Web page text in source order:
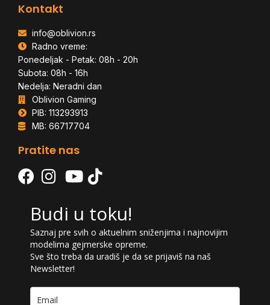
Kontakt
info@oblivion.rs
Radno vreme:
Ponedeljak - Petak: 08h - 20h
Subota: 08h - 16h
Nedelja: Neradni dan
Oblivion Gaming
PIB: 113293913
MB: 66717704
Pratite nas
Budi u toku!
Saznaj pre svih o aktuelnim sniženjima i najnovijim
modelima gejmerske opreme.
Sve što treba da uradiš je da se prijaviš na naš
Newsletter!